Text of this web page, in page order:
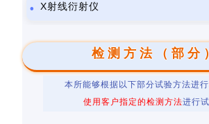
X射线衍射仪
检测方法（部分
本所能够根据以下部分试验方法进
使用客户指定的检测方法进行试